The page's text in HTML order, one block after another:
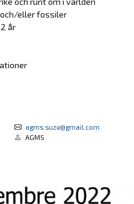
och/eller fossiler
år
agms.suze@gmail.com
AGMS